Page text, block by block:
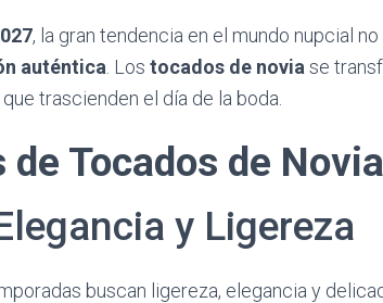
, la gran tendencia en el mundo nupcial
auténtica . Los tocados de novia se
trascienden el día de la boda.
Tocados de
y Ligereza
buscan ligereza, elegancia y